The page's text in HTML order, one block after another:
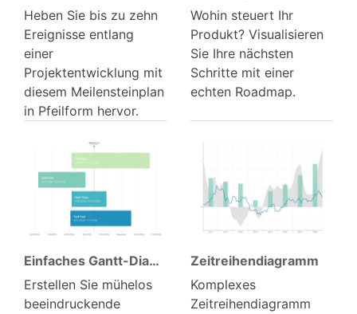
Heben Sie bis zu zehn
Ereignisse entlang
einer
Projektentwicklung mit
diesem Meilensteinplan
in Pfeilform hervor.
Wohin steuert Ihr
Produkt? Visualisieren
Sie Ihre nächsten
Schritte mit einer
echten Roadmap.
Einfaches Gantt-Diagramm
Erstellen Sie mühelos
beeindruckende
Zeitreihen­diagramm
Komplexes
Zeitreihendiagramm